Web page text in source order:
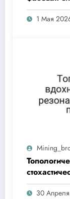
выброса
1 Мая
навыкам
30